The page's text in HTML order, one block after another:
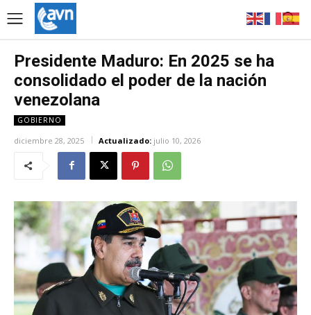
Presidente Maduro: En 2025 se ha
consolidado el poder de la nación
venezolana
GOBIERNO
diciembre 28, 2025 Actualizado: julio 10, 2026